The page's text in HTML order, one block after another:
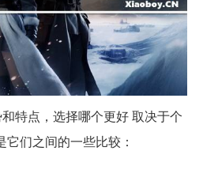
特点，选择哪个更好 取决于个
们之间的一些比较：